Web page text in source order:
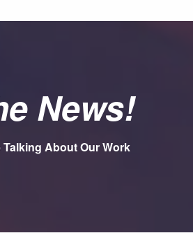
News!
Talking About Our Work